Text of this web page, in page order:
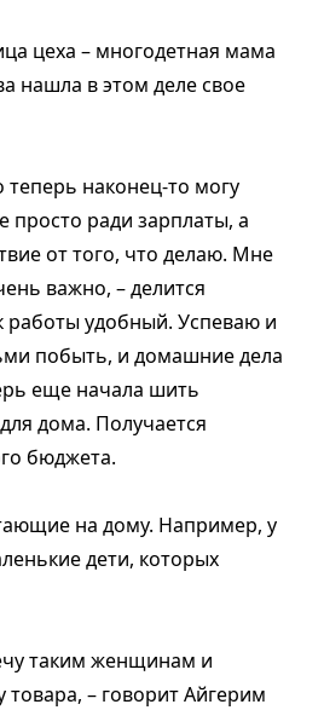
цеха – многодетная мама
нашла в этом деле свое
теперь наконец-то могу
просто ради зарплаты, а
от того, что делаю. Мне
важно, – делится
удобный. Успеваю и
побыть, и домашние дела
еще начала шить
дома. Получается
бюджета.
на дому. Например, у
дети, которых
таким женщинам и
товара, – говорит Айгерим